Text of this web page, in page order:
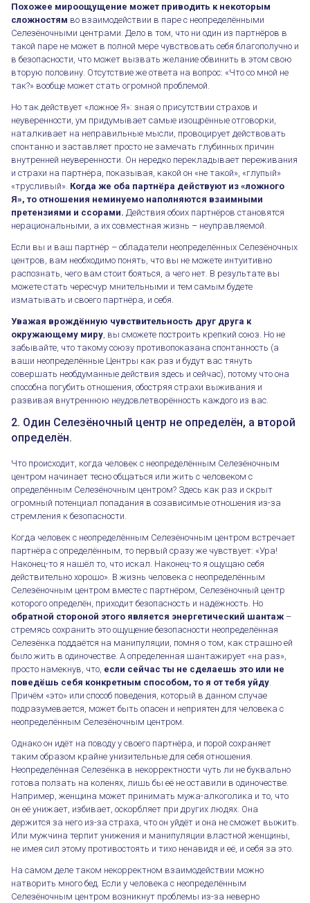
Похожее мироощущение может приводить к некоторым
сложностям во взаимодействии в паре с неопределёнными
Селезёночными центрами. Дело в том, что ни один из партнёров в
такой паре не может в полной мере чувствовать себя благополучно и
в безопасности, что может вызвать желание обвинить в этом свою
вторую половину. Отсутствие же ответа на вопрос: «Что со мной не
так?» вообще может стать огромной проблемой.
Но так действует «ложное Я»: зная о присутствии страхов и
неуверенности, ум придумывает самые изощрённые отговорки,
наталкивает на неправильные мысли, провоцирует действовать
спонтанно и заставляет просто не замечать глубинных причин
внутренней неуверенности. Он нередко перекладывает переживания
и страхи на партнёра, показывая, какой он «не такой», «глупый»
«трусливый». Когда же оба партнёра действуют из «ложного
Я», то отношения неминуемо наполняются взаимными
претензиями и ссорами. Действия обоих партнёров становятся
нерациональными, а их совместная жизнь – неуправляемой.
Если вы и ваш партнёр – обладатели неопределённых Селезёночных
центров, вам необходимо понять, что вы не можете интуитивно
распознать, чего вам стоит бояться, а чего нет. В результате вы
можете стать чересчур мнительными и тем самым будете
изматывать и своего партнёра, и себя.
Уважая врождённую чувствительность друг друга к
окружающему миру , вы сможете построить крепкий союз. Но не
забывайте, что такому союзу противопоказана спонтанность (а
ваши неопределённые Центры как раз и будут вас тянуть
совершать необдуманные действия здесь и сейчас), потому что она
способна погубить отношения, обостряя страхи выживания и
развивая внутреннюю неудовлетворённость каждого из вас.
2. Один Селезёночный центр не определён, а второй
определён.
Что происходит, когда человек с неопределённым Селезёночным
центром начинает тесно общаться или жить с человеком с
определённым Селезёночным центром? Здесь как раз и скрыт
огромный потенциал попадания в созависимые отношения из-за
стремления к безопасности.
Когда человек с неопределённым Селезёночным центром встречает
партнёра с определённым, то первый сразу же чувствует: «Ура!
Наконец-то я нашёл то, что искал. Наконец-то я ощущаю себя
действительно хорошо». В жизнь человека с неопределённым
Селезёночным центром вместе с партнёром, Селезёночный центр
которого определён, приходит безопасность и надёжность. Но
обратной стороной этого является энергетический шантаж –
стремясь сохранить это ощущение безопасности неопределённая
Селезёнка поддаётся на манипуляции, помня о том, как страшно ей
было жить в одиночестве. А определенная шантажирует «на раз»,
просто намекнув, что, если сейчас ты не сделаешь это или не
поведёшь себя конкретным способом, то я от тебя уйду
Причём «это» или способ поведения, который в данном случае
подразумевается, может быть опасен и неприятен для человека с
неопределённым Селезёночным центром.
Однако он идёт на поводу у своего партнёра, и порой сохраняет
таким образом крайне унизительные для себя отношения.
Неопределённая Селезёнка в некорректности чуть ли не буквально
готова ползать на коленях, лишь бы её не оставили в одиночестве.
Например, женщина может принимать мужа-алкоголика и то, что
он её унижает, избивает, оскорбляет при других людях. Она
держится за него из-за страха, что он уйдёт и она не сможет выжить.
Или мужчина терпит унижения и манипуляции властной женщины,
не имея сил этому противостоять и тихо ненавидя и её, и себя за это.
На самом деле таком некорректном взаимодействии можно
натворить много бед. Если у человека с неопределённым
Селезёночным центром возникнут проблемы из-за неверно